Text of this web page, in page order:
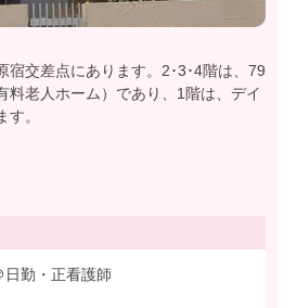
宿交差点にあります。2･3･4階は、79
料老人ホーム）であり、1階は、デイ
。
勤・正看護師